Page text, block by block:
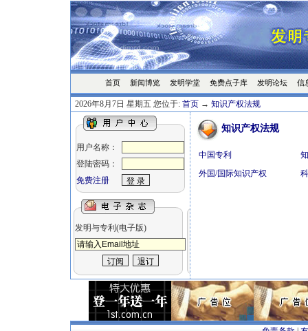
首页 新闻博览 发明学堂 免费点子库 发明论坛 信
2026年8月7日 星期五 您位于: 首页 → 知识产权法规
用户名称：
登陆密码：
免费注册
发明与专利(电子版)
知识产权法规
中国专利
外国/国际知识产权